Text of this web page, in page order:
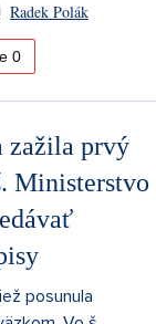
Radek Polák
0
zažila prvý
Ministerstvo
posunula